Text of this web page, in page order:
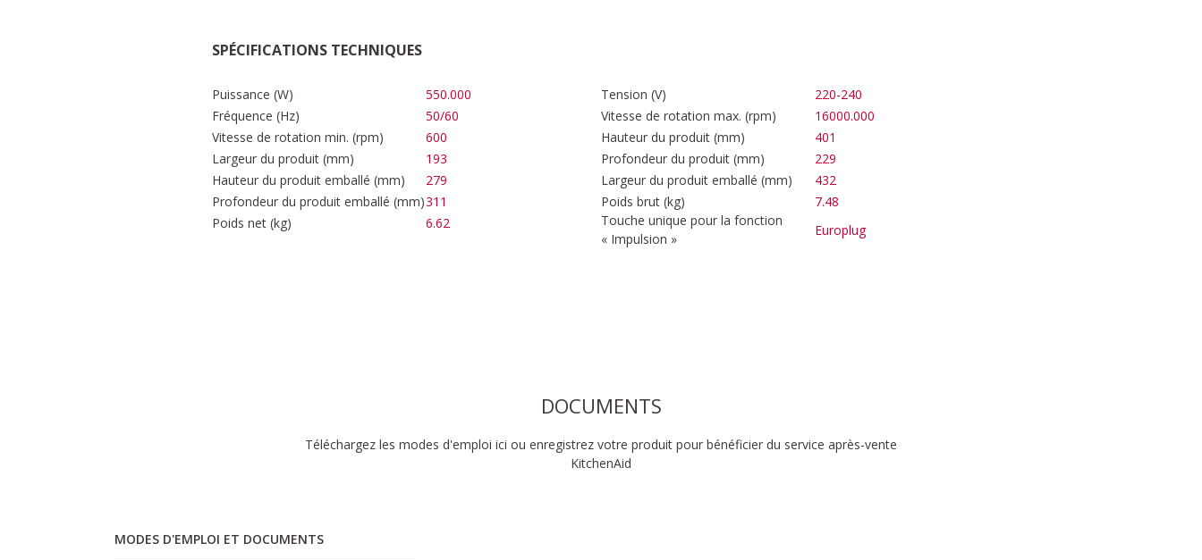
SPÉCIFICATIONS TECHNIQUES
Puissance (W) 550.000 Tension (V)
220-240
Fréquence (Hz)
50/60 Vitesse de rotation max. (rpm)
16000.000
Vitesse de rotation min. (rpm)
600 Hauteur du produit (mm)
401
Largeur du produit (mm)
193 Profondeur du produit (mm)
229
Hauteur du produit emballé (mm)
279 Largeur du produit emballé (mm)
432
Profondeur du produit emballé (mm)311 Poids brut (kg)
7.48
Poids net (kg)
6.62
Touche unique pour la fonction
« Impulsion »
Europlug
DOCUMENTS
Téléchargez les modes d'emploi ici ou enregistrez votre produit pour bénéficier du service après-vente
KitchenAid
MODES D'EMPLOI ET DOCUMENTS